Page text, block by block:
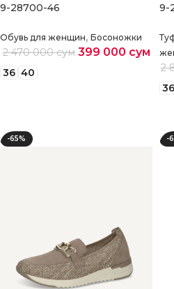
9-28700-46
Обувь для женщин, Босоножки
2 470 000сум 399 000 сум
36 40
9-
2
36
-65% -